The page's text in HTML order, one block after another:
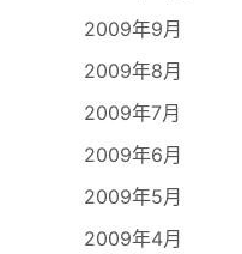
2009年9月
2009年8月
2009年7月
2009年6月
2009年5月
2009年4月